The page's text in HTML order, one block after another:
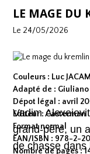
LE MAGE DU
Le 24/05/2026
Couleurs : Luc
Adapté de : Giuliano
Dépot légal : avril
Editeur : Casterman
Format normal
EAN/ISBN : 978-2-
Nombre de pages :
Vadim
grand-père, un
de chasse